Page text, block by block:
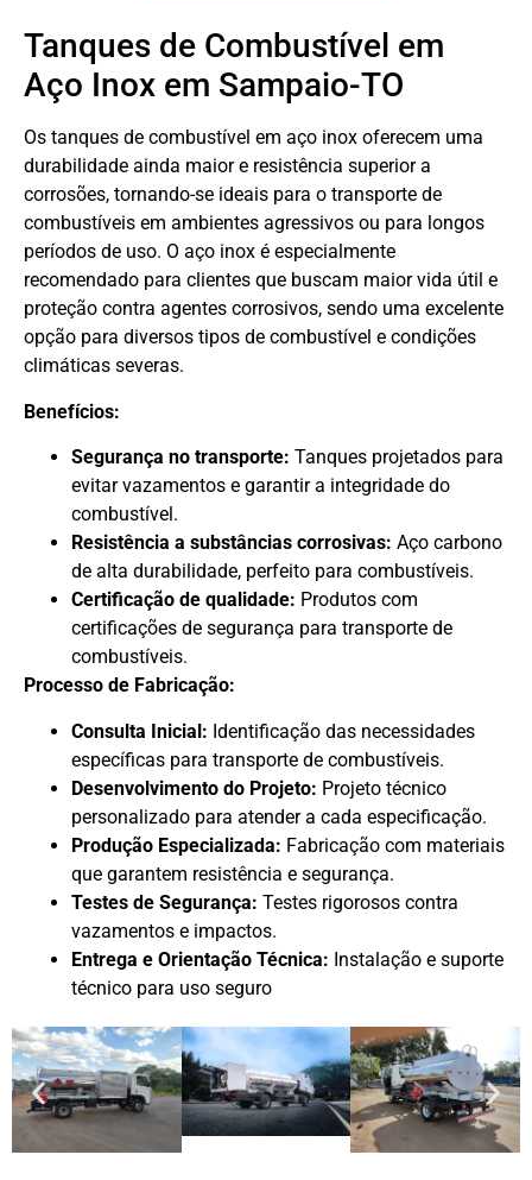
Tanques de Combustível em
Aço Inox em Sampaio-TO
Os tanques de combustível em aço inox oferecem uma
durabilidade ainda maior e resistência superior a
corrosões, tornando-se ideais para o transporte de
combustíveis em ambientes agressivos ou para longos
períodos de uso. O aço inox é especialmente
recomendado para clientes que buscam maior vida útil e
proteção contra agentes corrosivos, sendo uma excelente
opção para diversos tipos de combustível e condições
climáticas severas.
Benefícios:
Segurança no transporte: Tanques projetados para
evitar vazamentos e garantir a integridade do
combustível.
Resistência a substâncias corrosivas: Aço carbono
de alta durabilidade, perfeito para combustíveis.
Certificação de qualidade: Produtos com
certificações de segurança para transporte de
combustíveis.
Processo de Fabricação:
Consulta Inicial: Identificação das necessidades
específicas para transporte de combustíveis.
Desenvolvimento do Projeto: Projeto técnico
personalizado para atender a cada especificação.
Produção Especializada: Fabricação com materiais
que garantem resistência e segurança.
Testes de Segurança: Testes rigorosos contra
vazamentos e impactos.
Entrega e Orientação Técnica: Instalação e suporte
técnico para uso seguro